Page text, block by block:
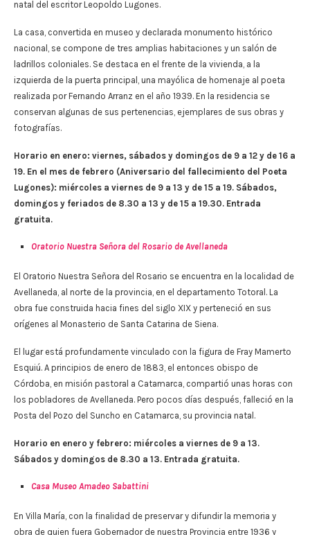
natal del escritor Leopoldo Lugones.
La casa, convertida en museo y declarada monumento histórico
nacional, se compone de tres amplias habitaciones y un salón de
ladrillos coloniales. Se destaca en el frente de la vivienda, a la
izquierda de la puerta principal, una mayólica de homenaje al poeta
realizada por Fernando Arranz en el año 1939. En la residencia se
conservan algunas de sus pertenencias, ejemplares de sus obras y
fotografías.
Horario en enero: viernes, sábados y domingos de 9 a 12 y de 16 a
19. En el mes de febrero (Aniversario del fallecimiento del Poeta
Lugones): miércoles a viernes de 9 a 13 y de 15 a 19. Sábados,
domingos y feriados de 8.30 a 13 y de 15 a 19.30. Entrada
gratuita.
Oratorio Nuestra Señora del Rosario de Avellaneda
El Oratorio Nuestra Señora del Rosario se encuentra en la localidad de
Avellaneda, al norte de la provincia, en el departamento Totoral. La
obra fue construida hacia fines del siglo XIX y perteneció en sus
orígenes al Monasterio de Santa Catarina de Siena.
El lugar está profundamente vinculado con la figura de Fray Mamerto
Esquiú. A principios de enero de 1883, el entonces obispo de
Córdoba, en misión pastoral a Catamarca, compartió unas horas con
los pobladores de Avellaneda. Pero pocos días después, falleció en la
Posta del Pozo del Suncho en Catamarca, su provincia natal.
Horario en enero y febrero: miércoles a viernes de 9 a 13.
Sábados y domingos de 8.30 a 13. Entrada gratuita.
Casa Museo Amadeo Sabattini
En Villa María, con la finalidad de preservar y difundir la memoria y
obra de quien fuera Gobernador de nuestra Provincia entre 1936 y